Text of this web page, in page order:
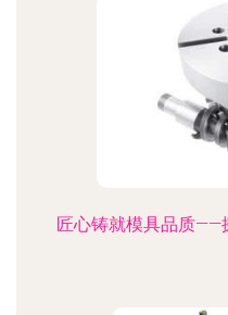
匠心铸就模具品质——